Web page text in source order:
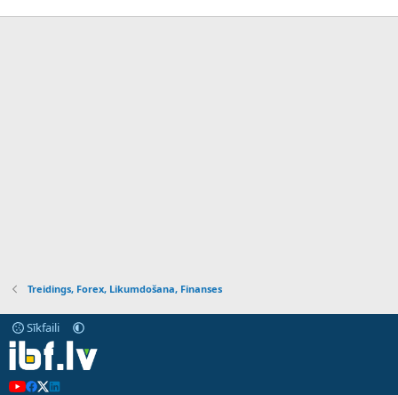
Treidings, Forex, Likumdošana, Finanses
Sīkfaili